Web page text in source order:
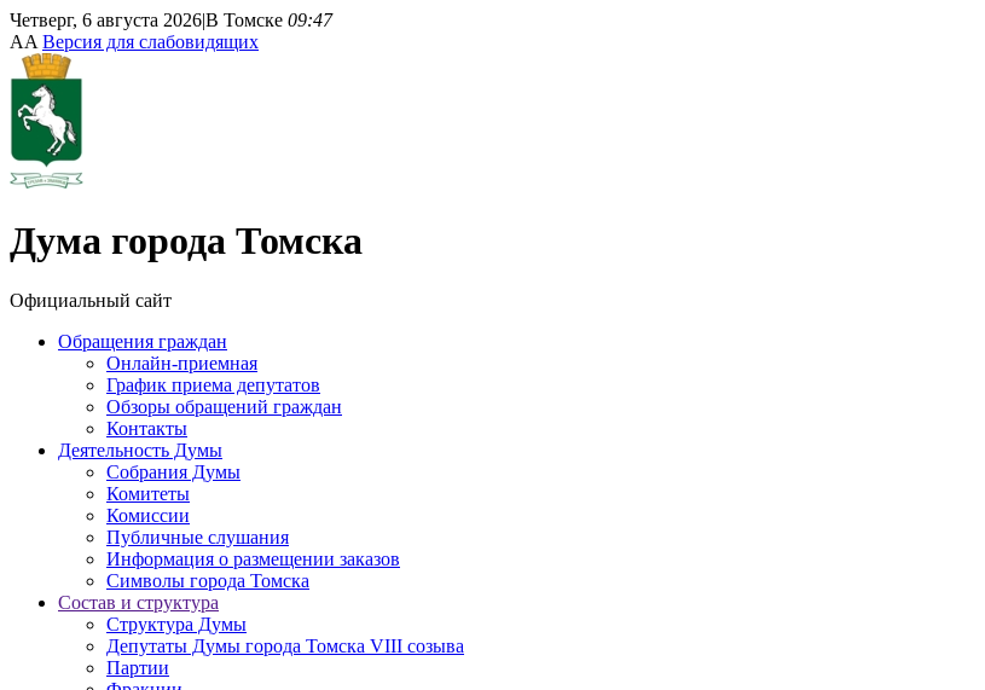
Четверг, 6 августа 2026|В Томске 09:47
AA Версия для слабовидящих
Дума города Томска
Официальный сайт
Обращения граждан
Онлайн-приемная
График приема депутатов
Обзоры обращений граждан
Контакты
Деятельность Думы
Собрания Думы
Комитеты
Комиссии
Публичные слушания
Информация о размещении заказов
Символы города Томска
Состав и структура
Структура Думы
Депутаты Думы города Томска VIII созыва
Партии